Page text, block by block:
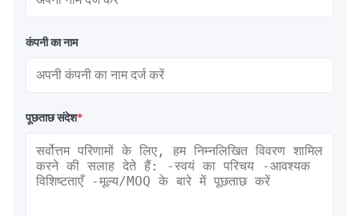
कंपनी का नाम
पूछताछ संदेश*